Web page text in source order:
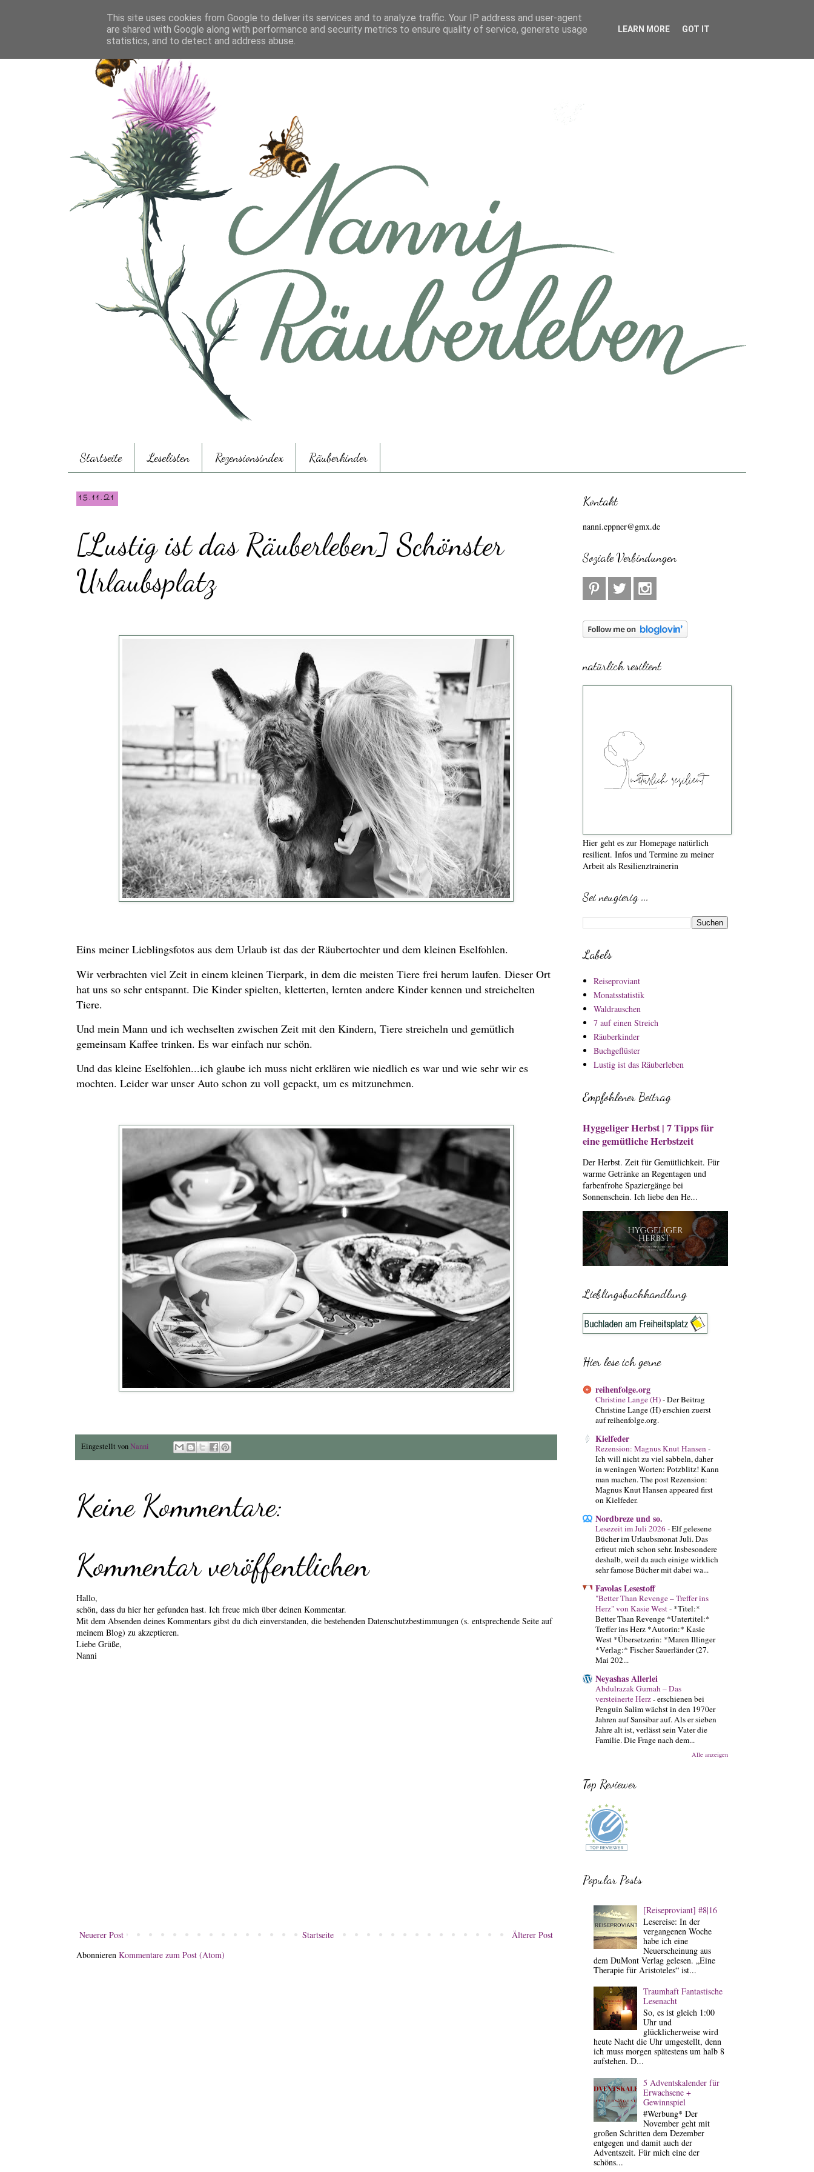
Startseite Leselisten Rezensionsindex Räuberkinder
15.11.21
[Lustig ist das Räuberleben] Schönster
Urlaubsplatz
Eins meiner Lieblingsfotos aus dem Urlaub ist das der Räubertochter und dem kleinen Eselfohlen.
Wir verbrachten viel Zeit in einem kleinen Tierpark, in dem die meisten Tiere frei herum laufen. Dieser Ort
hat uns so sehr entspannt. Die Kinder spielten, kletterten, lernten andere Kinder kennen und streichelten
Tiere.
Und mein Mann und ich wechselten zwischen Zeit mit den Kindern, Tiere streicheln und gemütlich
gemeinsam Kaffee trinken. Es war einfach nur schön.
Und das kleine Eselfohlen...ich glaube ich muss nicht erklären wie niedlich es war und wie sehr wir es
mochten. Leider war unser Auto schon zu voll gepackt, um es mitzunehmen.
Eingestellt vonNanni
Keine Kommentare:
Kommentar veröffentlichen
Hallo,
schön, dass du hier her gefunden hast. Ich freue mich über deinen Kommentar.
Mit dem Absenden deines Kommentars gibst du dich einverstanden, die bestehenden Datenschutzbestimmungen (s. entsprechende Seite auf
meinem Blog) zu akzeptieren.
Liebe Grüße,
Nanni
Neuerer Post Älterer Post
Startseite
Abonnieren Kommentare zum Post (Atom)
Kontakt
nanni.eppner@gmx.de
Soziale Verbindungen
natürlich resilient
Hier geht es zur Homepage natürlich
resilient. Infos und Termine zu meiner
Arbeit als Resilienztrainerin
Sei neugierig ...
Labels
Reiseproviant
Monatsstatistik
Waldrauschen
7 auf einen Streich
Räuberkinder
Buchgeflüster
Lustig ist das Räuberleben
Empfohlener Beitrag
Hyggeliger Herbst | 7 Tipps für
eine gemütliche Herbstzeit
Der Herbst. Zeit für Gemütlichkeit. Für
warme Getränke an Regentagen und
farbenfrohe Spaziergänge bei
Sonnenschein. Ich liebe den He...
Lieblingsbuchhandlung
Hier lese ich gerne
reihenfolge.org
Christine Lange (H)-Der Beitrag
Christine Lange (H) erschien zuerst
auf reihenfolge.org.
Kielfeder
Rezension: Magnus Knut Hansen-
Ich will nicht zu viel sabbeln, daher
in weningen Worten: Potzblitz! Kann
man machen. The post Rezension:
Magnus Knut Hansen appeared first
on Kielfeder.
Nordbreze und so.
Lesezeit im Juli 2026-Elf gelesene
Bücher im Urlaubsmonat Juli. Das
erfreut mich schon sehr. Insbesondere
deshalb, weil da auch einige wirklich
sehr famose Bücher mit dabei wa...
Favolas Lesestoff
"Better Than Revenge – Treffer ins
Herz" von Kasie West- *Titel:*
Better Than Revenge *Untertitel:*
Treffer ins Herz *Autorin:* Kasie
West *Übersetzerin: *Maren Illinger
*Verlag:* Fischer Sauerländer (27.
Mai 202...
Neyashas Allerlei
Abdulrazak Gurnah – Das
versteinerte Herz-erschienen bei
Penguin Salim wächst in den 1970er
Jahren auf Sansibar auf. Als er sieben
Jahre alt ist, verlässt sein Vater die
Familie. Die Frage nach dem...
Alle anzeigen
Top Reviewer
Popular Posts
[Reiseproviant] #8|16
Lesereise: In der
vergangenen Woche
habe ich eine
Neuerscheinung aus
dem DuMont Verlag gelesen. „Eine
Therapie für Aristoteles“ ist...
Traumhaft Fantastische
Lesenacht
So, es ist gleich 1:00
Uhr und
glücklicherweise wird
heute Nacht die Uhr umgestellt, denn
ich muss morgen spätestens um halb 8
aufstehen. D...
5 Adventskalender für
Erwachsene +
Gewinnspiel
#Werbung* Der
November geht mit
großen Schritten dem Dezember
entgegen und damit auch der
Adventszeit. Für mich eine der
schöns...
This site uses cookies from Google to deliver its services and to analyze traffic. Your IP address and user-agent
are shared with Google along with performance and security metrics to ensure quality of service, generate usage
statistics, and to detect and address abuse.
LEARN MORE GOT IT